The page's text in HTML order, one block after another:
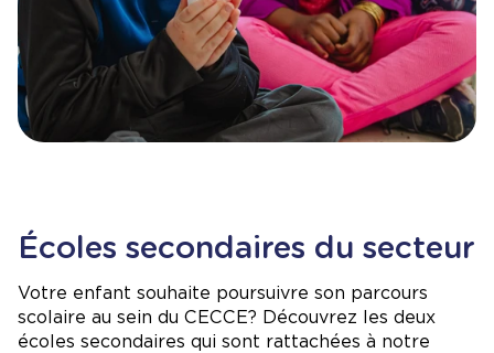
Écoles secondaires du secteur
Votre enfant souhaite poursuivre son parcours
scolaire au sein du CECCE? Découvrez les deux
écoles secondaires qui sont rattachées à notre